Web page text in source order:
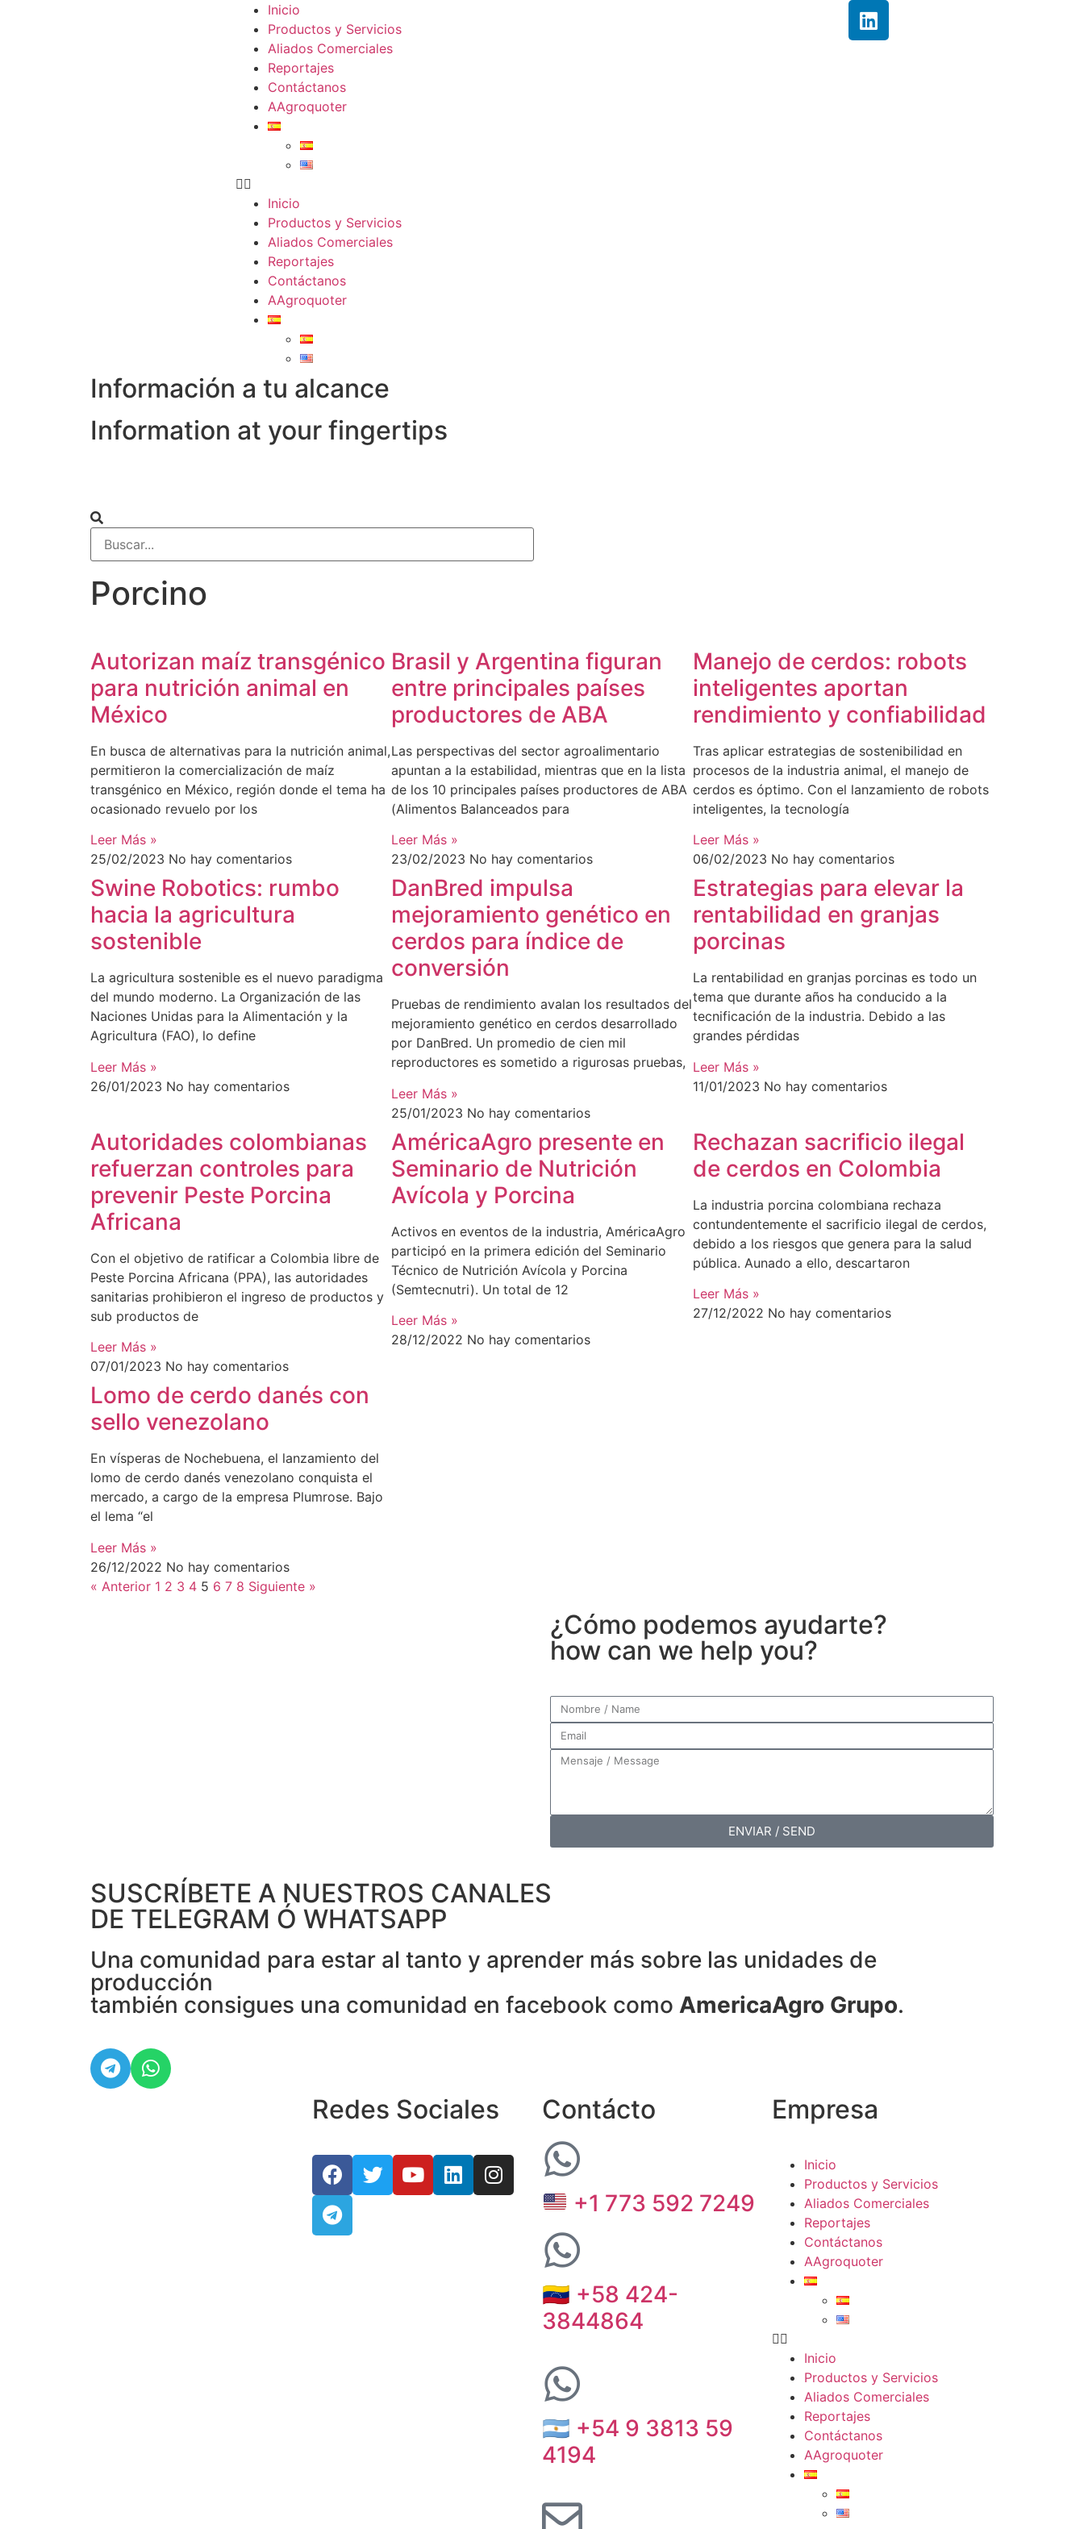
Inicio
Productos y Servicios
Aliados Comerciales
Reportajes
Contáctanos
AAgroquoter
Inicio
Productos y Servicios
Aliados Comerciales
Reportajes
Contáctanos
AAgroquoter
Información a tu alcance
Information at your fingertips
Porcino
Autorizan maíz transgénico
para nutrición animal en
México
En busca de alternativas para la nutrición animal,
permitieron la comercialización de maíz
transgénico en México, región donde el tema ha
ocasionado revuelo por los
Leer Más »
25/02/2023 No hay comentarios
Brasil y Argentina figuran
entre principales países
productores de ABA
Las perspectivas del sector agroalimentario
apuntan a la estabilidad, mientras que en la lista
de los 10 principales países productores de ABA
(Alimentos Balanceados para
Leer Más »
23/02/2023 No hay comentarios
Manejo de cerdos: robots
inteligentes aportan
rendimiento y confiabilidad
Tras aplicar estrategias de sostenibilidad en
procesos de la industria animal, el manejo de
cerdos es óptimo. Con el lanzamiento de robots
inteligentes, la tecnología
Leer Más »
06/02/2023 No hay comentarios
Swine Robotics: rumbo
hacia la agricultura
sostenible
La agricultura sostenible es el nuevo paradigma
del mundo moderno. La Organización de las
Naciones Unidas para la Alimentación y la
Agricultura (FAO), lo define
Leer Más »
26/01/2023 No hay comentarios
DanBred impulsa
mejoramiento genético en
cerdos para índice de
conversión
Pruebas de rendimiento avalan los resultados del
mejoramiento genético en cerdos desarrollado
por DanBred. Un promedio de cien mil
reproductores es sometido a rigurosas pruebas,
Leer Más »
25/01/2023 No hay comentarios
Estrategias para elevar la
rentabilidad en granjas
porcinas
La rentabilidad en granjas porcinas es todo un
tema que durante años ha conducido a la
tecnificación de la industria. Debido a las
grandes pérdidas
Leer Más »
11/01/2023 No hay comentarios
Autoridades colombianas
refuerzan controles para
prevenir Peste Porcina
Africana
Con el objetivo de ratificar a Colombia libre de
Peste Porcina Africana (PPA), las autoridades
sanitarias prohibieron el ingreso de productos y
sub productos de
Leer Más »
07/01/2023 No hay comentarios
AméricaAgro presente en
Seminario de Nutrición
Avícola y Porcina
Activos en eventos de la industria, AméricaAgro
participó en la primera edición del Seminario
Técnico de Nutrición Avícola y Porcina
(Semtecnutri). Un total de 12
Leer Más »
28/12/2022 No hay comentarios
Rechazan sacrificio ilegal
de cerdos en Colombia
La industria porcina colombiana rechaza
contundentemente el sacrificio ilegal de cerdos,
debido a los riesgos que genera para la salud
pública. Aunado a ello, descartaron
Leer Más »
27/12/2022 No hay comentarios
Lomo de cerdo danés con
sello venezolano
En vísperas de Nochebuena, el lanzamiento del
lomo de cerdo danés venezolano conquista el
mercado, a cargo de la empresa Plumrose. Bajo
el lema “el
Leer Más »
26/12/2022 No hay comentarios
« Anterior 1 2 3 4 5 6 7 8 Siguiente »
¿Cómo podemos ayudarte?
how can we help you?
ENVIAR / SEND
SUSCRÍBETE A NUESTROS CANALES
DE TELEGRAM Ó WHATSAPP
Una comunidad para estar al tanto y aprender más sobre las unidades de
producción
también consigues una comunidad en facebook como AmericaAgro Grupo.
Redes Sociales Contácto
+1 773 592 7249
🇻🇪 +58 424-
3844864
🇦🇷 +54 9 3813 59
4194
Empresa
Inicio
Productos y Servicios
Aliados Comerciales
Reportajes
Contáctanos
AAgroquoter
Inicio
Productos y Servicios
Aliados Comerciales
Reportajes
Contáctanos
AAgroquoter